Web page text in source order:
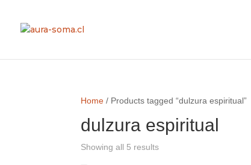
Home / Products tagged “dulzura espiritual”
dulzura espiritual
Showing all 5 results